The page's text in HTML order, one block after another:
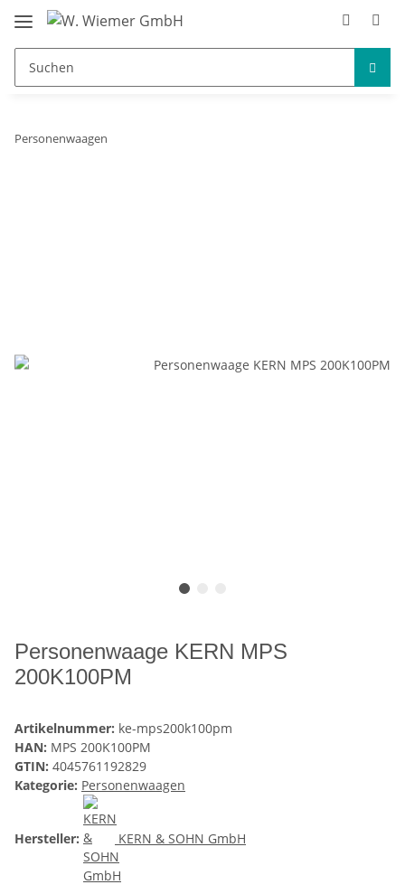
Personenwaagen
Personenwaage KERN MPS
200K100PM
Artikelnummer: ke-mps200k100pm
HAN: MPS 200K100PM
GTIN: 4045761192829
Kategorie: Personenwaagen
Hersteller: KERN & SOHN GmbH